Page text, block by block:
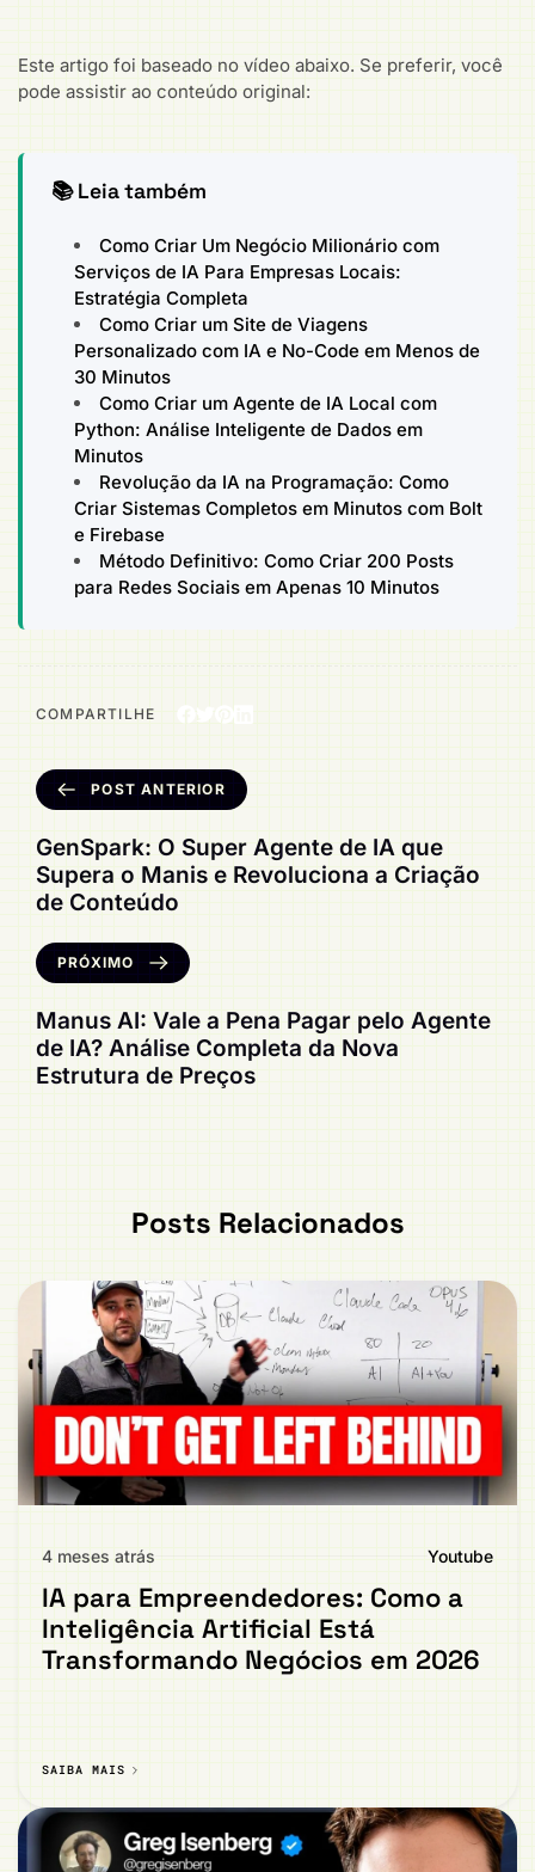
Este artigo foi baseado no vídeo abaixo. Se preferir, você
pode assistir ao conteúdo original:
📚 Leia também
Como Criar Um Negócio Milionário com
Serviços de IA Para Empresas Locais:
Estratégia Completa
Como Criar um Site de Viagens
Personalizado com IA e No-Code em Menos de
30 Minutos
Como Criar um Agente de IA Local com
Python: Análise Inteligente de Dados em
Minutos
Revolução da IA na Programação: Como
Criar Sistemas Completos em Minutos com Bolt
e Firebase
Método Definitivo: Como Criar 200 Posts
para Redes Sociais em Apenas 10 Minutos
COMPARTILHE
POST ANTERIOR
GenSpark: O Super Agente de IA que
Supera o Manis e Revoluciona a Criação
de Conteúdo
PRÓXIMO
Manus AI: Vale a Pena Pagar pelo Agente
de IA? Análise Completa da Nova
Estrutura de Preços
Posts Relacionados
4 meses atrás Youtube
IA para Empreendedores: Como a
Inteligência Artificial Está
Transformando Negócios em 2026
SAIBA MAIS